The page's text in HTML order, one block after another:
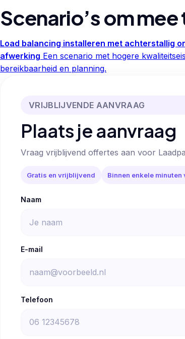
Scenario’s om
Load balancing installeren met achterstallig
afwerking Een scenario met hogere
bereikbaarheid en planning.
VRIJBLIJVENDE AANVRAAG
Plaats je aanvraag
Vraag vrijblijvend offertes aan voor
Gratis en vrijblijvend Binnen enkele minuten
Naam
E-mail
Telefoon